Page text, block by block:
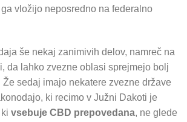
vložijo neposredno na federalno
še nekaj zanimivih delov, namreč na
da lahko zvezne oblasi sprejmejo bolj
sedaj imajo nekatere zvezne države
ki recimo v Južni Dakoti je
vsebuje CBD prepovedana, ne glede